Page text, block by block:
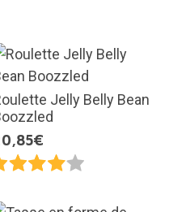
Jelly Belly Bean